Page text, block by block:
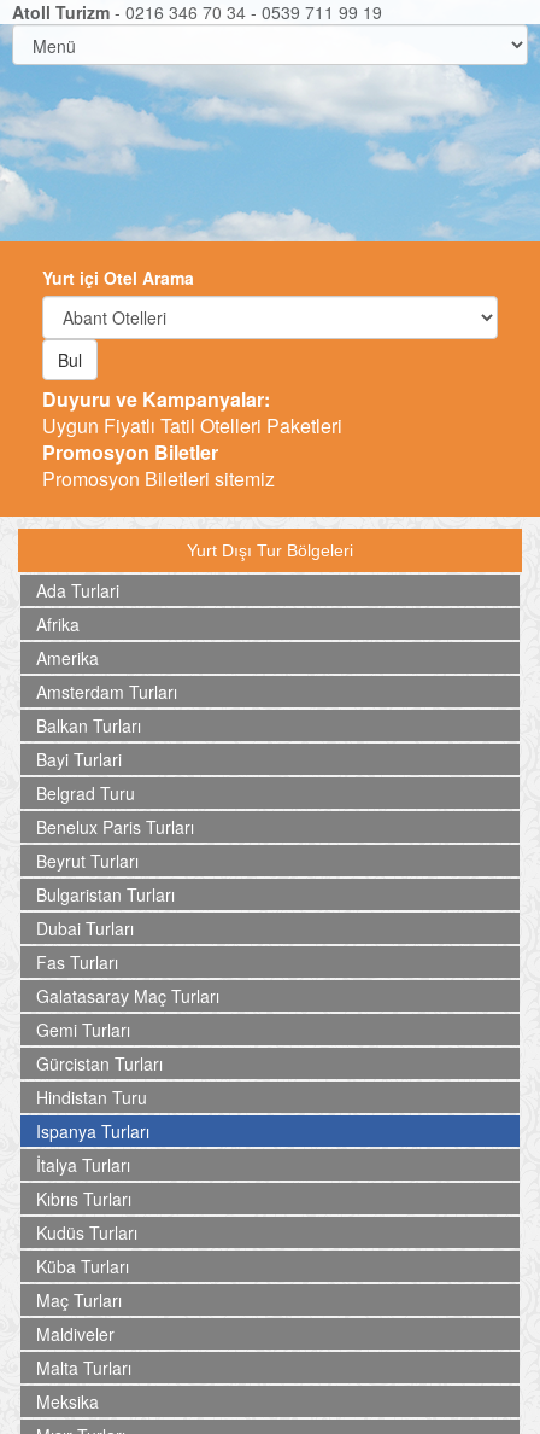
Atoll Turizm - 0216 346 70 34 - 0539 711 99 19
Yurt içi Otel Arama
Bul
Duyuru ve Kampanyalar:
Uygun Fiyatlı Tatil Otelleri Paketleri
Promosyon Biletler
Promosyon Biletleri sitemiz
Yurt Dışı Tur Bölgeleri
Ada Turlari
Afrika
Amerika
Amsterdam Turları
Balkan Turları
Bayi Turlari
Belgrad Turu
Benelux Paris Turları
Beyrut Turları
Bulgaristan Turları
Dubai Turları
Fas Turları
Galatasaray Maç Turları
Gemi Turları
Gürcistan Turları
Hindistan Turu
Ispanya Turları
İtalya Turları
Kıbrıs Turları
Kudüs Turları
Küba Turları
Maç Turları
Maldiveler
Malta Turları
Meksika